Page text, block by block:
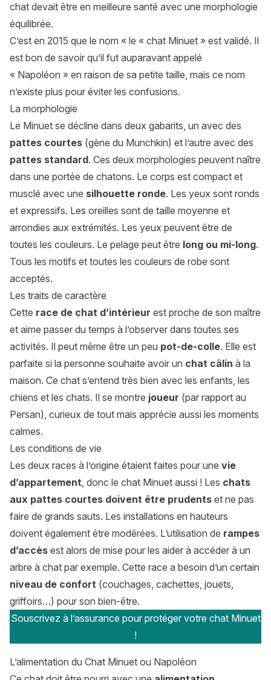
chat devait être en meilleure santé avec une morphologie
équilibrée.
C’est en 2015 que le nom « le « chat Minuet » est validé. Il
est bon de savoir qu’il fut auparavant appelé
« Napoléon » en raison de sa petite taille, mais ce nom
n’existe plus pour éviter les confusions.
La morphologie
Le Minuet se décline dans deux gabarits, un avec des
pattes courtes (gène du Munchkin) et l’autre avec des
pattes standard. Ces deux morphologies peuvent naître
dans une portée de chatons. Le corps est compact et
musclé avec une silhouette ronde. Les yeux sont ronds
et expressifs. Les oreilles sont de taille moyenne et
arrondies aux extrémités. Les yeux peuvent être de
toutes les couleurs. Le pelage peut être long ou mi-long.
Tous les motifs et toutes les couleurs de robe sont
acceptés.
Les traits de caractère
Cette race de chat d’intérieur est proche de son maître
et aime passer du temps à l’observer dans toutes ses
activités. Il peut même être un peu pot-de-colle. Elle est
parfaite si la personne souhaite avoir un chat câlin à la
maison. Ce chat s’entend très bien avec les enfants, les
chiens et les chats. Il se montre joueur (par rapport au
Persan), curieux de tout mais apprécie aussi les moments
calmes.
Les conditions de vie
Les deux races à l’origine étaient faites pour une vie
d’appartement, donc le chat Minuet aussi ! Les chats
aux pattes courtes doivent être prudents et ne pas
faire de grands sauts. Les installations en hauteurs
doivent également être modérées. L’utilisation de rampes
d’accès est alors de mise pour les aider à accéder à un
arbre à chat par exemple. Cette race a besoin d’un certain
niveau de confort (couchages, cachettes, jouets,
griffoirs…) pour son bien-être.
Souscrivez à l’assurance pour protéger votre chat Minuet
!
L’alimentation du Chat Minuet ou Napoléon